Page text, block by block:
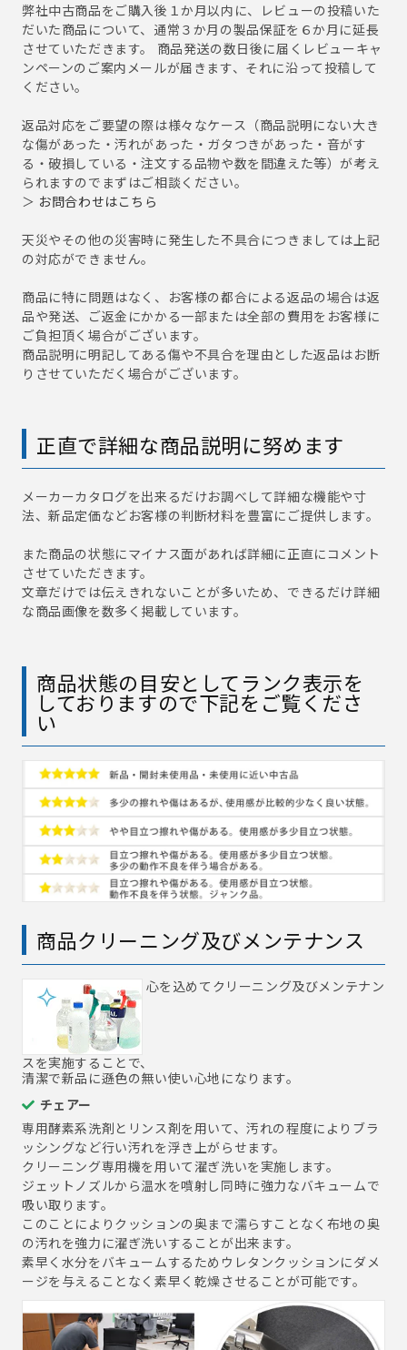
弊社中古商品をご購入後１か月以内に、レビューの投稿いた
だいた商品について、通常３か月の製品保証を６か月に延長
させていただきます。 商品発送の数日後に届くレビューキャ
ンペーンのご案内メールが届きます、それに沿って投稿して
ください。
返品対応をご要望の際は様々なケース（商品説明にない大き
な傷があった・汚れがあった・ガタつきがあった・音がす
る・破損している・注文する品物や数を間違えた等）が考え
られますのでまずはご相談ください。
＞ お問合わせはこちら
天災やその他の災害時に発生した不具合につきましては上記
の対応ができません。
商品に特に問題はなく、お客様の都合による返品の場合は返
品や発送、ご返金にかかる一部または全部の費用をお客様に
ご負担頂く場合がございます。
商品説明に明記してある傷や不具合を理由とした返品はお断
りさせていただく場合がございます。
正直で詳細な商品説明に努めます
メーカーカタログを出来るだけお調べして詳細な機能や寸
法、新品定価などお客様の判断材料を豊富にご提供します。
また商品の状態にマイナス面があれば詳細に正直にコメント
させていただきます。
文章だけでは伝えきれないことが多いため、できるだけ詳細
な商品画像を数多く掲載しています。
商品状態の目安としてランク表示を
しておりますので下記をご覧くださ
い
商品クリーニング及びメンテナンス
心を込めてクリーニング及びメンテナン
スを実施することで、
清潔で新品に遜色の無い使い心地になります。
チェアー
専用酵素系洗剤とリンス剤を用いて、汚れの程度によりブラ
ッシングなど行い汚れを浮き上がらせます。
クリーニング専用機を用いて濯ぎ洗いを実施します。
ジェットノズルから温水を噴射し同時に強力なバキュームで
吸い取ります。
このことによりクッションの奥まで濡らすことなく布地の奥
の汚れを強力に濯ぎ洗いすることが出来ます。
素早く水分をバキュームするためウレタンクッションにダメ
ージを与えることなく素早く乾燥させることが可能です。